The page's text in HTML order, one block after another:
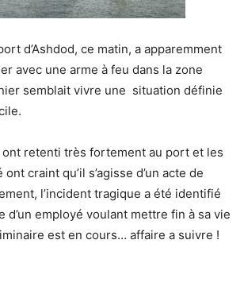
d’Ashdod, ce matin, a apparemment
avec une arme à feu dans la zone
semblait vivre une situation définie
ont retenti très fortement au port et les
craint qu’il s’agisse d’un acte de
l’incident tragique a été identifié
d’un employé voulant mettre fin à sa vie
est en cours… affaire a suivre !